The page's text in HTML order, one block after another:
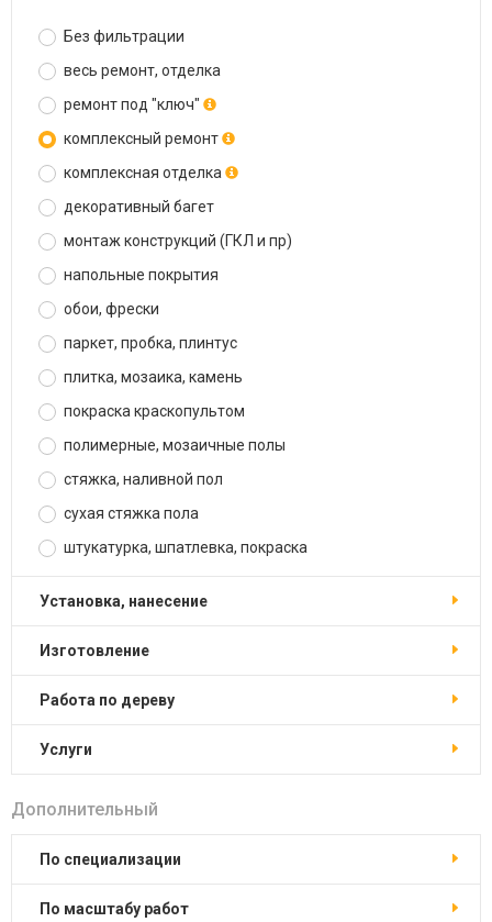
Без фильтрации
весь ремонт, отделка
ремонт под "ключ"
комплексный ремонт
комплексная отделка
декоративный багет
монтаж конструкций (ГКЛ и пр)
напольные покрытия
обои, фрески
паркет, пробка, плинтус
плитка, мозаика, камень
покраска краскопультом
полимерные, мозаичные полы
стяжка, наливной пол
сухая стяжка пола
штукатурка, шпатлевка, покраска
установка, нанесение
изготовление
работа по дереву
услуги
Дополнительный
по специализации
по масштабу работ